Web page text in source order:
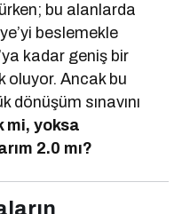
bu alanlarda
beslemekle
kadar geniş bir
oluyor. Ancak bu
sınavını
mi, yoksa
2.0 mı?